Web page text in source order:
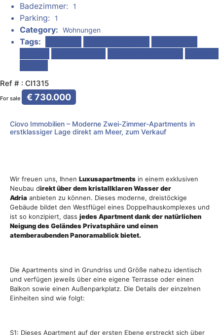
Badezimmer: 1
Parking: 1
Category: Wohnungen
Tags:
Ref # : CI1315
For sale € 730.000
Ciovo Immobilien – Moderne Zwei-Zimmer-Apartments in
erstklassiger Lage direkt am Meer, zum Verkauf
Wir freuen uns, Ihnen Luxusapartments in einem exklusiven
Neubau direkt über dem kristallklaren Wasser der
Adria anbieten zu können. Dieses moderne, dreistöckige
Gebäude bildet den Westflügel eines Doppelhauskomplexes und
ist so konzipiert, dass jedes Apartment dank der natürlichen
Neigung des Geländes Privatsphäre und einen
atemberaubenden Panoramablick bietet.
Die Apartments sind in Grundriss und Größe nahezu identisch
und verfügen jeweils über eine eigene Terrasse oder einen
Balkon sowie einen Außenparkplatz. Die Details der einzelnen
Einheiten sind wie folgt:
S1: Dieses Apartment auf der ersten Ebene erstreckt sich über